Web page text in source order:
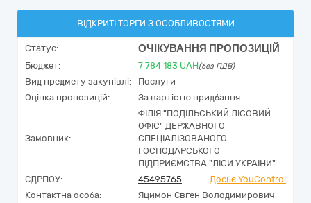
ВІДКРИТІ ТОРГИ З ОСОБЛИВОСТЯМИ
Статус: ОЧІКУВАННЯ ПРОПОЗИЦІЙ
Бюджет: 7 784 183 UAH(без ПДВ)
Вид предмету закупівлі:
Послуги
Оцінка пропозицій:
За вартістю придбання
Замовник:
ФІЛІЯ "ПОДІЛЬСЬКИЙ ЛІСОВИЙ
ОФІС" ДЕРЖАВНОГО
СПЕЦІАЛІЗОВАНОГО
ГОСПОДАРСЬКОГО
ПІДПРИЄМСТВА "ЛІСИ УКРАЇНИ"
ЄДРПОУ:
45495765
Досьє YouControl
Контактна особа:
Яцимон Євген Володимирович